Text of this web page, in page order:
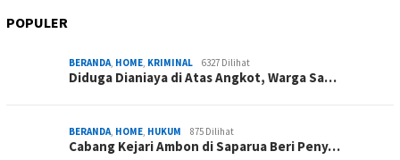
POPULER
BERANDA HOME KRIMINAL 6327 Dilihat
Diduga Dianiaya di Atas Angkot, Warga Sa…
BERANDA HOME HUKUM 875 Dilihat
Cabang Kejari Ambon di Saparua Beri Peny…